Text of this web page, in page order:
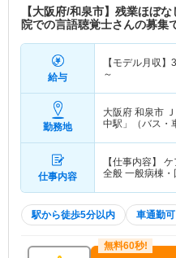
【大阪府/和泉市】残業ほぼ
院での言語聴覚士さんの募集
給与
【モデル月収】
～
勤務地
大阪府 和泉市
中駅」（バス・
仕事内容
【仕事内容】
全般 一般病棟
駅から徒歩5分以内 車通勤可